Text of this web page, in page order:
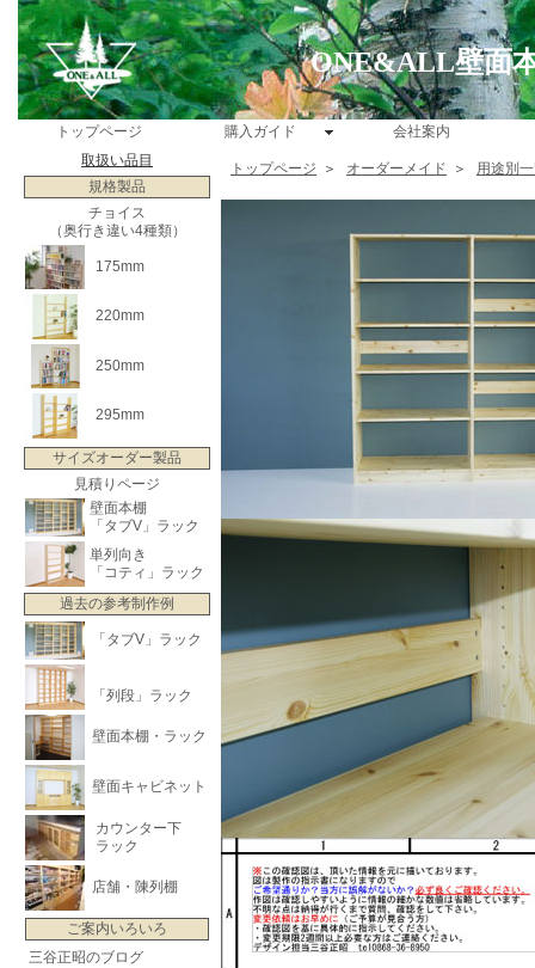
ONE&ALL壁面
トップページ 購入ガイド
会社案内
取扱い品目
規格製品
チョイス
（奥行き違い4種類）
175mm
220mm
250mm
295mm
サイズオーダー製品
見積りページ
壁面本棚
「タブV」ラック
単列向き
「コティ」ラック
過去の参考制作例
「タブV」ラック
「列段」ラック
壁面本棚・ラック
壁面キャビネット
カウンター下
ラック
店舗・陳列棚
ご案内いろいろ
三谷正昭のブログ
トップページ ＞ オーダーメイド ＞ 用途別